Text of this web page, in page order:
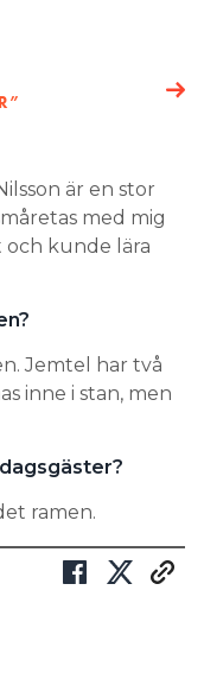
är en stor
med mig
och kunde lära
Jemtel har två
inne i stan, men
ramen.